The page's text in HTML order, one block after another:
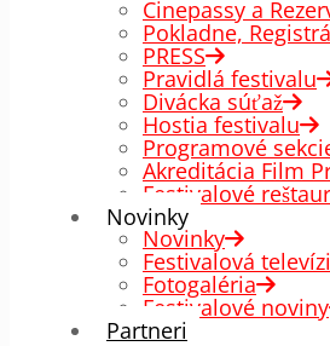
Cinepassy a
Pokladne,
PRESS
Pravidlá festivalu
Divácka súťaž
Hostia festivalu
Programové
Akreditácia Film
Festivalové
Novinky
Novinky
Festivalová
Fotogaléria
Festivalové noviny
Partneri